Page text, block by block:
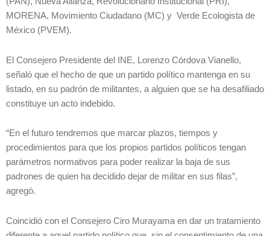
MORENA, Movimiento Ciudadano (MC) y Verde Ecologista de
México (PVEM).
El Consejero Presidente del INE, Lorenzo Córdova Vianello,
señaló que el hecho de que un partido político mantenga en su
listado, en su padrón de militantes, a alguien que se ha desafiliado
constituye un acto indebido.
“En el futuro tendremos que marcar plazos, tiempos y
procedimientos para que los propios partidos políticos tengan
parámetros normativos para poder realizar la baja de sus
padrones de quien ha decidido dejar de militar en sus filas”,
agregó.
Coincidió con el Consejero Ciro Murayama en dar un tratamiento